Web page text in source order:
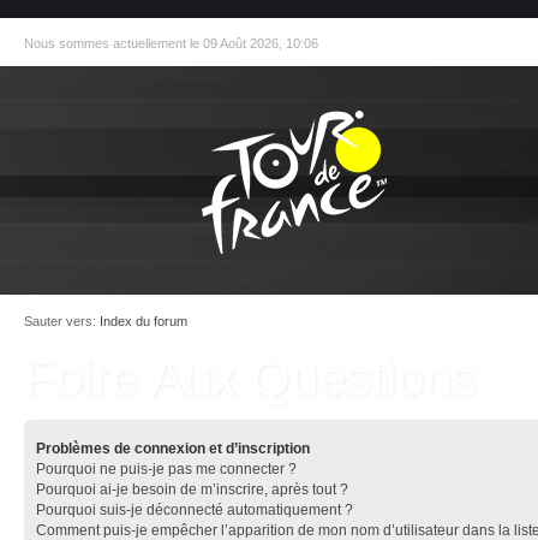
Nous sommes actuellement le 09 Août 2026, 10:06
Sauter vers: Index du forum
Problèmes de connexion et d’inscription
Pourquoi ne puis-je pas me connecter ?
Pourquoi ai-je besoin de m’inscrire, après tout ?
Pourquoi suis-je déconnecté automatiquement ?
Comment puis-je empêcher l’apparition de mon nom d’utilisateur dans la